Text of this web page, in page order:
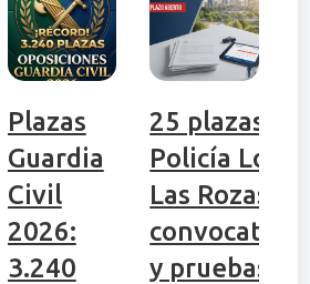
Plazas
Guardia
Civil
2026:
3.240
25 plazas
Policía Local
Las Rozas:
convocatoria
y pruebas